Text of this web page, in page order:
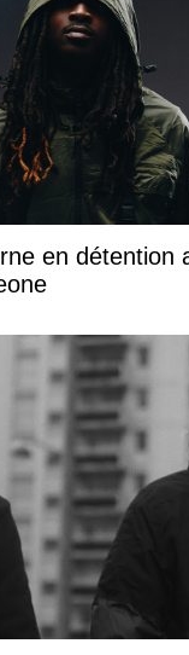
en détention